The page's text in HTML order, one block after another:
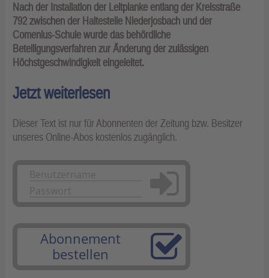
Nach der Installation der Leitplanke entlang der Kreisstraße
792 zwischen der Haltestelle Niederjosbach und der
Comenius-Schule wurde das behördliche
Beteiligungsverfahren zur Änderung der zulässigen
Höchstgeschwindigkeit eingeleitet.
Jetzt weiterlesen
Dieser Text ist nur für Abonnenten der Zeitung bzw. Besitzer
unseres Online-Abos kostenlos zugänglich.
Anmelden
Abonnement
bestellen